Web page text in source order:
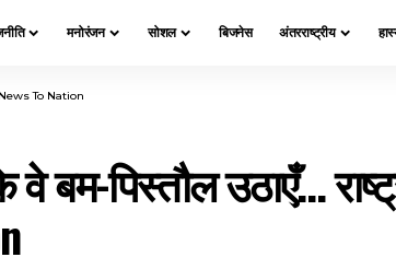
मनोरंजन सोशल बिजनेस अंतरराष्ट्रीय
News To Nation
पिस्तौल उठाएँ…